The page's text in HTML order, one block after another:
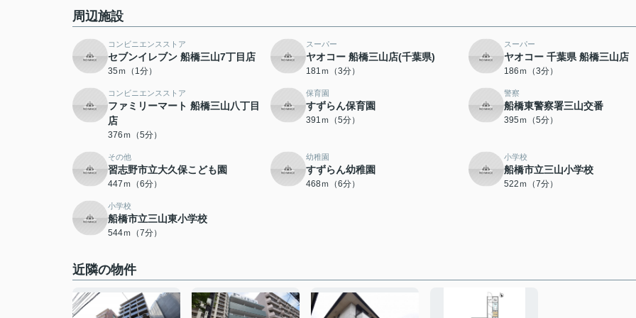
周辺施設
コンビニエンスストア
セブンイレブン 船橋三山7丁目店
35ｍ（1分）
スーパー
ヤオコー 船橋三山店(千葉県)
181ｍ（3分）
スーパー
ヤオコー 千葉県 船橋三山店
186ｍ（3分）
コンビニエンスストア
ファミリーマート 船橋三山八丁目
店
376ｍ（5分）
保育園
すずらん保育園
391ｍ（5分）
警察
船橋東警察署三山交番
395ｍ（5分）
その他
習志野市立大久保こども園
447ｍ（6分）
幼稚園
すずらん幼稚園
468ｍ（6分）
小学校
船橋市立三山小学校
522ｍ（7分）
小学校
船橋市立三山東小学校
544ｍ（7分）
近隣の物件